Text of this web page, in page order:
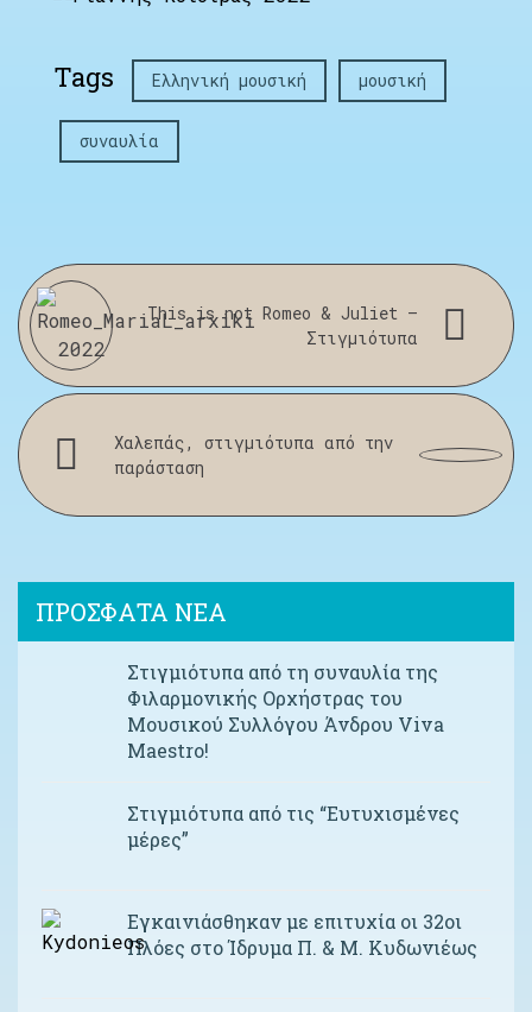
Tags Ελληνική μουσική μουσική
συναυλία
This is not Romeo & Juliet –
Στιγμιότυπα
Χαλεπάς, στιγμιότυπα από την
παράσταση
ΠΡΟΣΦΑΤΑ ΝΕΑ
Στιγμιότυπα από τη συναυλία της
Φιλαρμονικής Ορχήστρας του
Μουσικού Συλλόγου Άνδρου Viva
Maestro!
Στιγμιότυπα από τις “Ευτυχισμένες
μέρες”
Εγκαινιάσθηκαν με επιτυχία οι 32οι
Πλόες στο Ίδρυμα Π. & Μ. Κυδωνιέως